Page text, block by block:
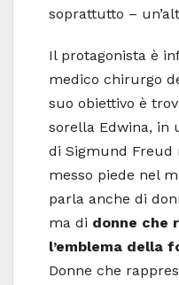
soprattutto –
Il protagonista è
medico chirurgo
suo obiettivo è
sorella Edwina, in
di Sigmund Freud
messo piede nel
parla anche di
ma di donne che
l’emblema della
Donne che